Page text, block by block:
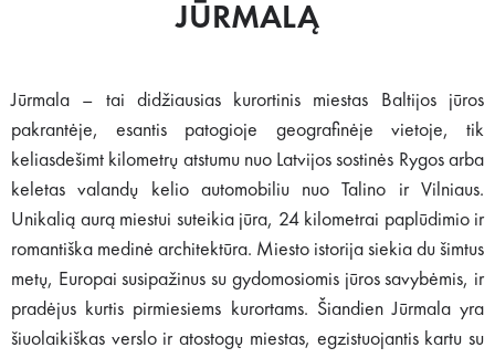
JŪRMALĄ
Jūrmala – tai didžiausias kurortinis miestas Baltijos jūros
pakrantėje, esantis patogioje geografinėje vietoje, tik
keliasdešimt kilometrų atstumu nuo Latvijos sostinės Rygos arba
keletas valandų kelio automobiliu nuo Talino ir Vilniaus.
Unikalią aurą miestui suteikia jūra, 24 kilometrai paplūdimio ir
romantiška medinė architektūra. Miesto istorija siekia du šimtus
metų, Europai susipažinus su gydomosiomis jūros savybėmis, ir
pradėjus kurtis pirmiesiems kurortams. Šiandien Jūrmala yra
šiuolaikiškas verslo ir atostogų miestas, egzistuojantis kartu su